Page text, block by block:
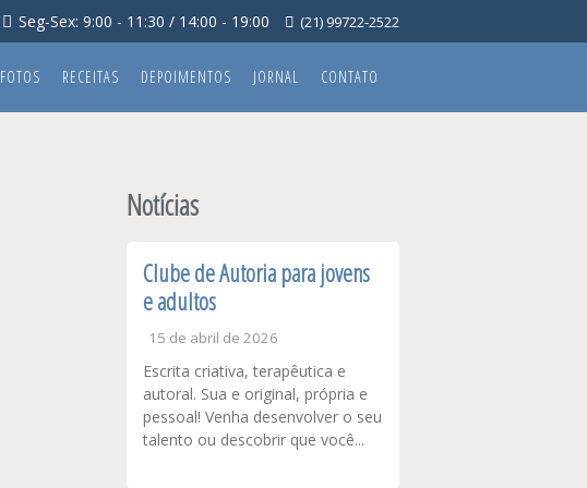
Seg-Sex: 9:00 - 11:30 / 14:00 - 19:00 (21) 99722-2522
FOTOS RECEITAS DEPOIMENTOS JORNAL CONTATO
Notícias
Clube de Autoria para jovens
e adultos
15 de abril de 2026
Escrita criativa, terapêutica e
autoral. Sua e original, própria e
pessoal! Venha desenvolver o seu
talento ou descobrir que você...